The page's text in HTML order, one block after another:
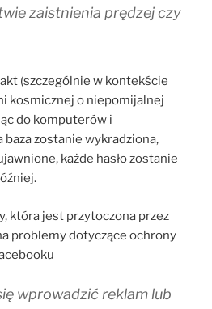
zaistnienia prędzej czy
(szczególnie w kontekście
kosmicznej o niepomijalnej
do komputerów i
baza zostanie wykradziona,
każde hasło zostanie
która jest przytoczona przez
problemy dotyczące ochrony
wprowadzić reklam lub